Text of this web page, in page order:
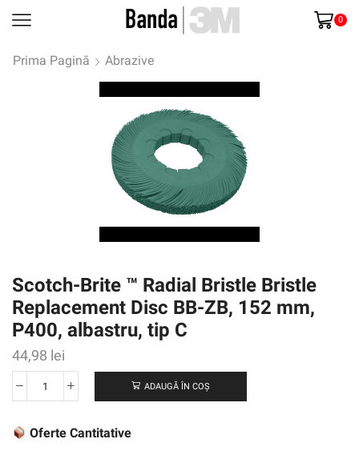
0
Prima Pagină Abrazive
Scotch-Brite ™ Radial Bristle Bristle
Replacement Disc BB-ZB, 152 mm,
P400, albastru, tip C
44,98 lei
Cantitate
Brite
ADAUGĂ ÎN COȘ
Oferte Cantitative